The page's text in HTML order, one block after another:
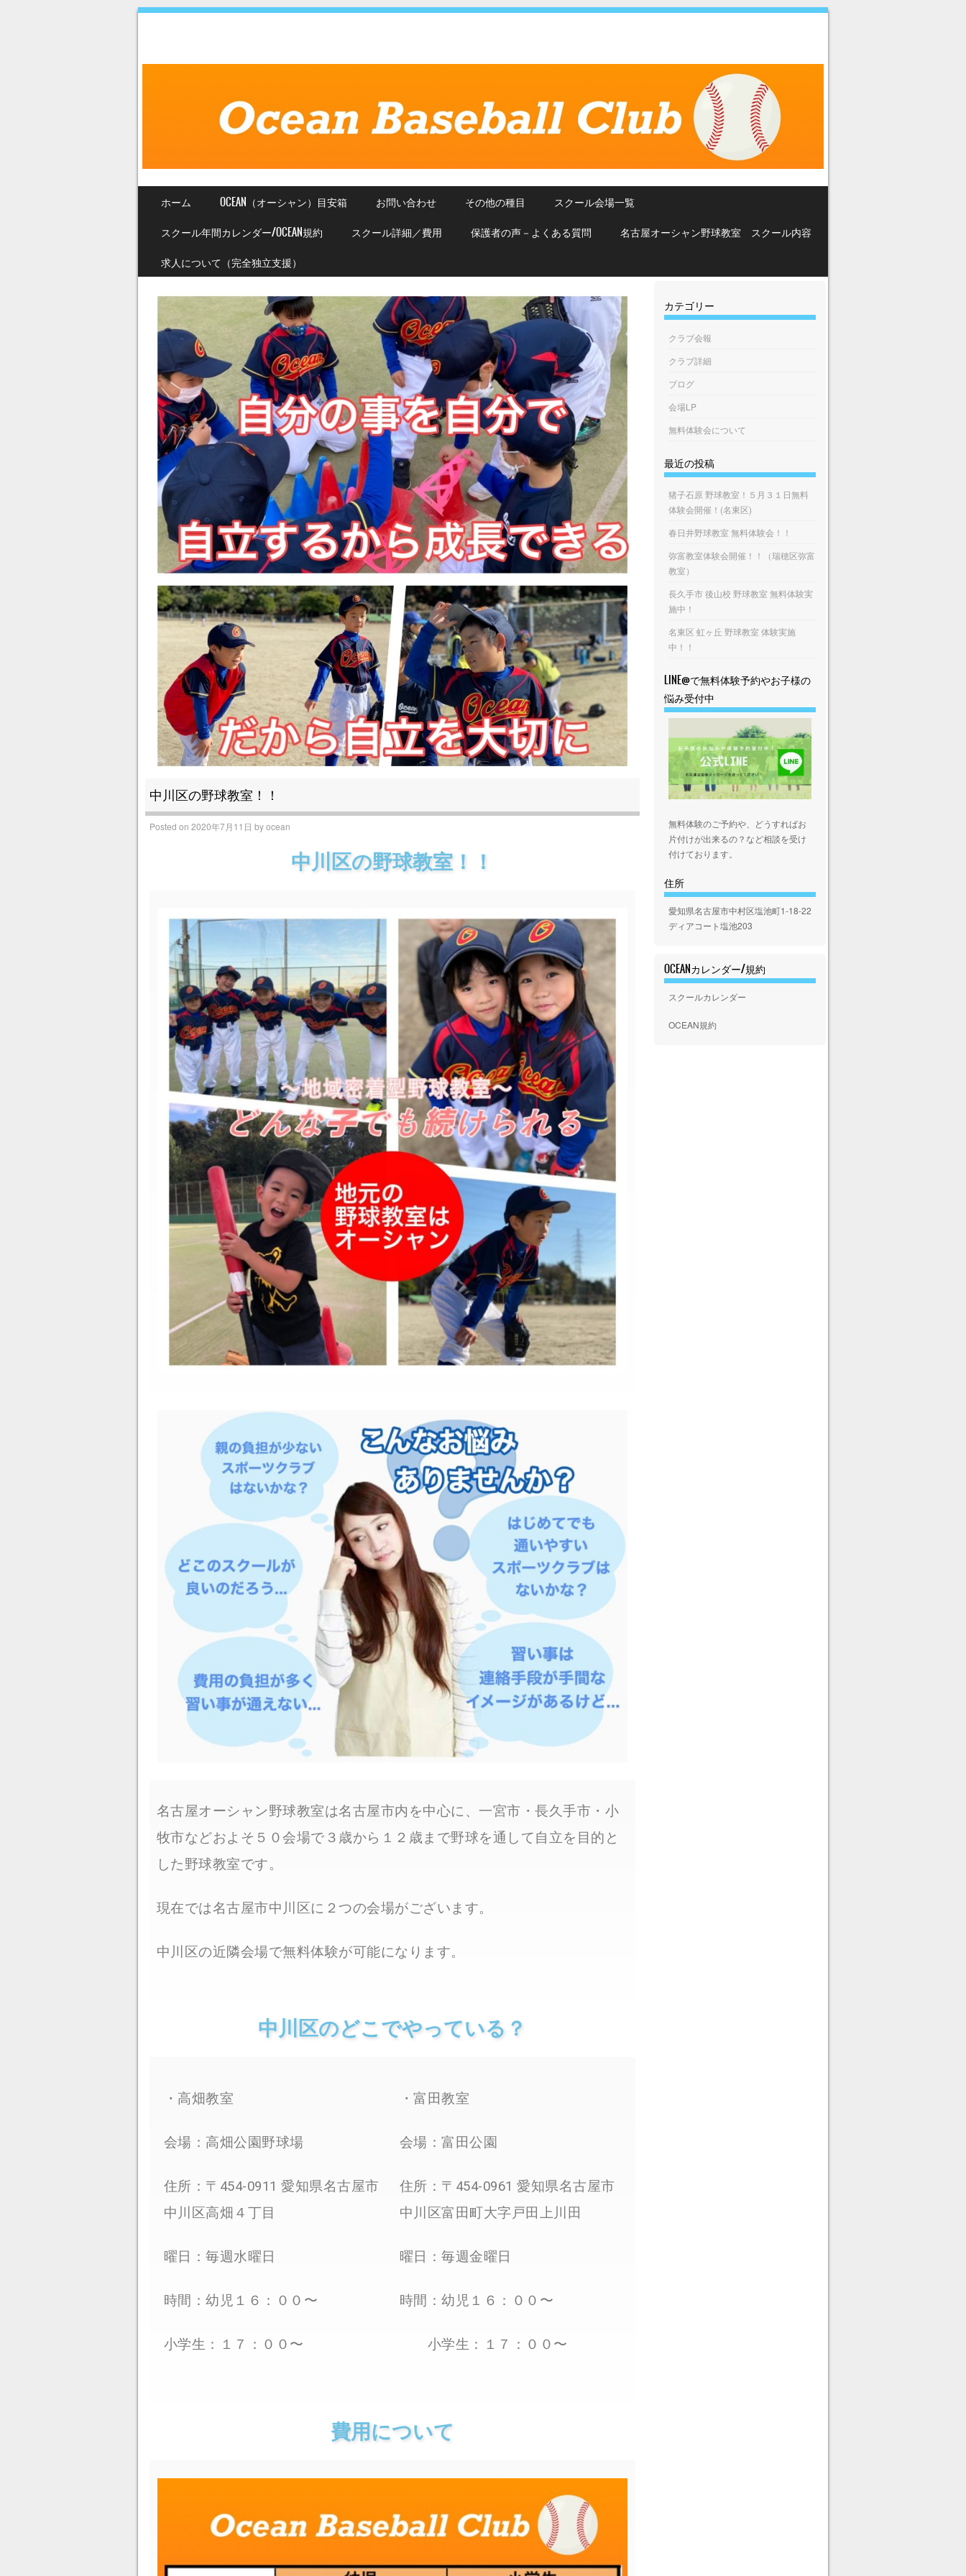
MENU
SKIP TO CONTENT
ホーム OCEAN（オーシャン）目安箱 お問い合わせ その他の種目
スクール会場一覧
スクール年間カレンダー/OCEAN規約
スクール詳細／費用 保護者の声－よくある質問
名古屋オーシャン野球教室 スクール内容
求人について（完全独立支援）
中川区の野球教室！！
Posted on 2020年7月11日 byocean
中川区の野球教室！！
名古屋オーシャン野球教室は名古屋市内を中心に、一宮市・長久手市・小
牧市などおよそ５０会場で３歳から１２歳まで野球を通して自立を目的と
した野球教室です。
現在では名古屋市中川区に２つの会場がございます。
中川区の近隣会場で無料体験が可能になります。
中川区のどこでやっている？
・高畑教室
会場：高畑公園野球場
住所：〒454-0911 愛知県名古屋市
中川区高畑４丁目
曜日：毎週水曜日
時間：幼児１６：００〜
小学生：１７：００〜
・富田教室
会場：富田公園
住所：〒454-0961 愛知県名古屋市
中川区富田町大字戸田上川田
曜日：毎週金曜日
時間：幼児１６：００〜
小学生：１７：００〜
費用について
カテゴリー
クラブ会報
クラブ詳細
ブログ
会場LP
無料体験会について
最近の投稿
猪子石原 野球教室！５月３１日無料
体験会開催！(名東区)
春日井野球教室 無料体験会！！
弥富教室体験会開催！！（瑞穂区弥富
教室）
長久手市 後山校 野球教室 無料体験実
施中！
名東区 虹ヶ丘 野球教室 体験実施
中！！
LINE@で無料体験予約やお子様の
悩み受付中
無料体験のご予約や、どうすればお
片付けが出来るの？など相談を受け
付けております。
住所
愛知県名古屋市中村区塩池町1-18-22
ディアコート塩池203
OCEANカレンダー/規約
スクールカレンダー
OCEAN規約